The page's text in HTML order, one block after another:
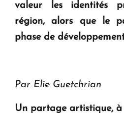
valeur les identités
région, alors que le
phase de
Par Elie Guetchrian
Un partage artistique,